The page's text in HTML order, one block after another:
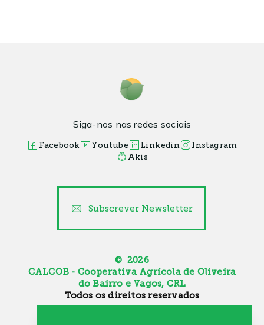
Siga-nos nas redes sociais
Facebook Youtube Linkedin
Instagram
Akis
© 2026
CALCOB - Cooperativa Agrícola de Oliveira
do Bairro e Vagos, CRL
Todos os direitos reservados
Subscrever Newsletter